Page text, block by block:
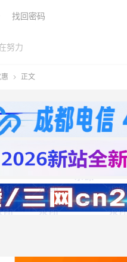
努力
找回密码
 正文